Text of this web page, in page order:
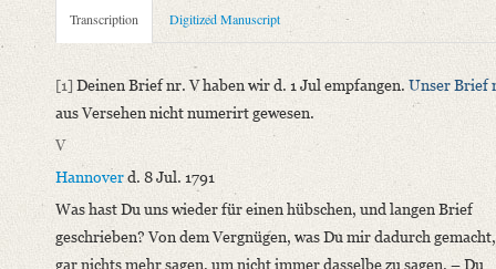
Metadata Concerning Header
Sender: Johann Carl Fürchtegott Schlegel
Recipient: August Wilhelm von Schlegel
Place of Dispatch: Hannover
Place of Destination: Amsterdam
Date: 08.07.1791
Notations: Empfangsort erschlossen.
Manuscript
Provider: Dresden, Sächsische Landesbibliothek - Staats- und
Transcription Digitized Manuscript
[1]Deinen Brief nr. V haben wir d. 1 Jul empfangen. Unser Brief
aus Versehen nicht numerirt gewesen.
V
Hannoverd. 8 Jul. 1791
Was hast Du uns wieder für einen hübschen, und langen Brief
geschrieben? Von dem Vergnügen, was Du mir dadurch
gar nichts mehr sagen, um nicht immer dasselbe zu sagen. – Du